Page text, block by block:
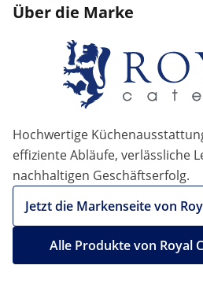
Über die Marke
Hochwertige
effiziente Abläufe, verlässliche
nachhaltigen Geschäftserfolg.
Jetzt die Markenseite von
Alle Produkte von Royal